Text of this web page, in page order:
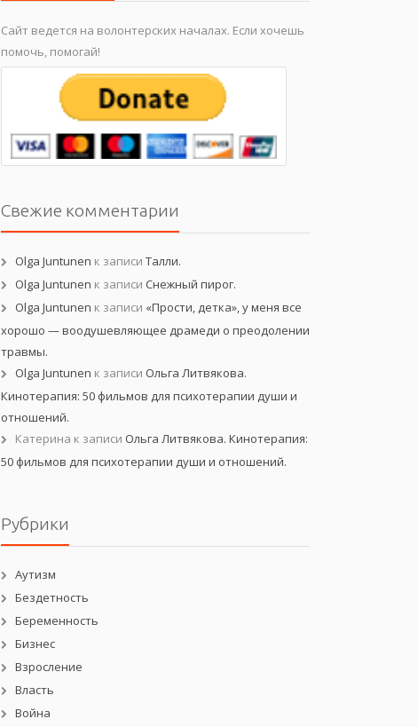
Сайт ведется на волонтерских началах. Если хочешь
помочь, помогай!
Свежие комментарии
Olga Juntunen к записи Талли.
Olga Juntunen к записи Снежный пирог.
Olga Juntunen к записи «Прости, детка», у меня все
хорошо — воодушевляющее драмеди о преодолении
травмы.
Olga Juntunen к записи Ольга Литвякова.
Кинотерапия: 50 фильмов для психотерапии души и
отношений.
Катерина к записи Ольга Литвякова. Кинотерапия:
50 фильмов для психотерапии души и отношений.
Рубрики
Аутизм
Бездетность
Беременность
Бизнес
Взросление
Власть
Война